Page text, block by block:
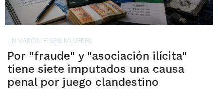
UN VARÓN Y SEIS MUJERES
Por "fraude" y "asociación ilícita"
tiene siete imputados una causa
penal por juego clandestino